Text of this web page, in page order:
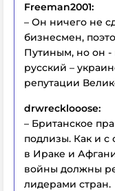
Freeman2001:
– Он ничего не
бизнесмен,
Путиным, но он -
русский –
репутации
drwrecklooose:
– Британское
подлизы. Как и
в Ираке и
войны должны
лидерами стран.